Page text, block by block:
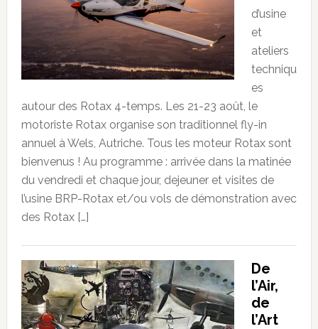
d’usine
et
ateliers
techniqu
es
autour des Rotax 4-temps. Les 21-23 août, le
motoriste Rotax organise son traditionnel fly-in
annuel à Wels, Autriche. Tous les moteur Rotax sont
bienvenus ! Au programme : arrivée dans la matinée
du vendredi et chaque jour, dejeuner et visites de
l’usine BRP-Rotax et/ou vols de démonstration avec
des Rotax […]
De
l’Air,
de
l’Art